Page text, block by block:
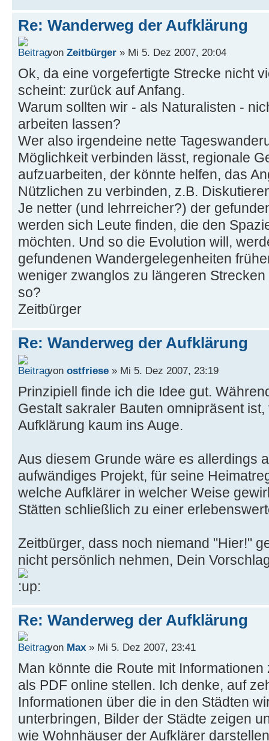
Re: Wanderweg der Aufklärung
von Zeitbürger » Mi 5. Dez 2007, 20:04
Ok, da eine vorgefertigte Strecke nicht
scheint: zurück auf Anfang.
Warum sollten wir - als Naturalisten -
arbeiten lassen?
Wer also irgendeine nette
Möglichkeit verbinden lässt, regionale
aufzuarbeiten, der könnte helfen, das
Nützlichen zu verbinden, z.B.
Je netter (und lehrreicher?) der
werden sich Leute finden, die den
möchten. Und so die Evolution will,
gefundenen Wandergelegenheiten
weniger zwanglos zu längeren
so?
Zeitbürger
Re: Wanderweg der Aufklärung
von ostfriese » Mi 5. Dez 2007, 23:19
Prinzipiell finde ich die Idee gut.
Gestalt sakraler Bauten omnipräsent
Aufklärung kaum ins Auge.
Aus diesem Grunde wäre es allerdings
aufwändiges Projekt, für seine
welche Aufklärer in welcher Weise
Stätten schließlich zu einer
Zeitbürger, dass noch niemand "Hier!"
nicht persönlich nehmen, Dein
Re: Wanderweg der Aufklärung
von Max » Mi 5. Dez 2007, 23:41
Man könnte die Route mit
als PDF online stellen. Ich denke, auf
Informationen über die in den Städten
unterbringen, Bilder der Städte zeigen
wie Wohnhäuser der Aufklärer